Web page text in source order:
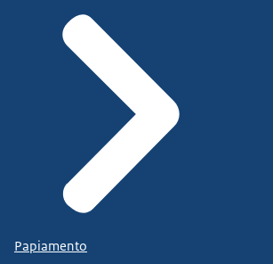
Papiamento